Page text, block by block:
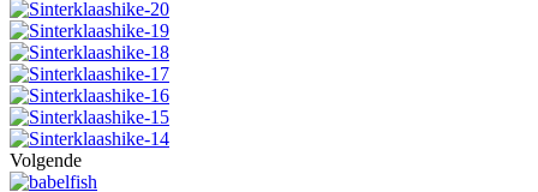
Volgende